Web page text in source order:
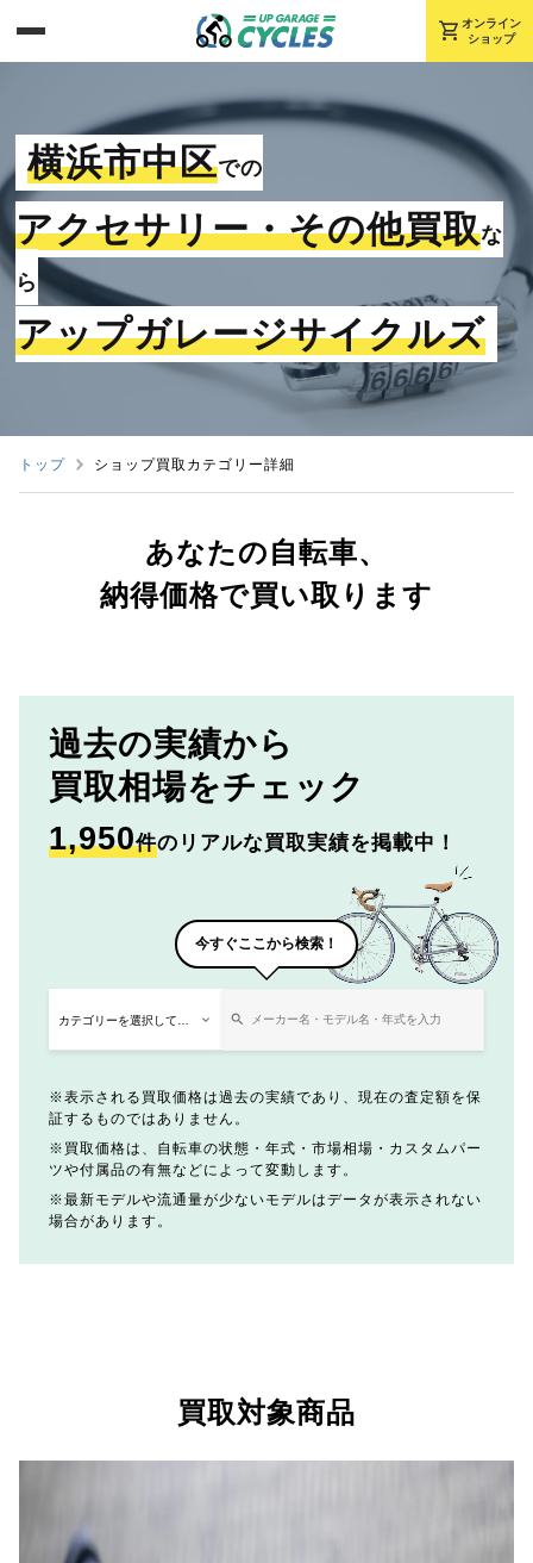
shopping_cart オンライン
ショップ
横浜市中区での
アクセサリー・その他買取な
ら
アップガレージサイクルズ
トップ ショップ買取カテゴリー詳細
あなたの自転車、
納得価格で買い取ります
過去の実績から
買取相場をチェック
1,950件のリアルな買取実績を掲載中！
今すぐここから検索！
表示される買取価格は過去の実績であり、現在の査定額を保
証するものではありません。
買取価格は、自転車の状態・年式・市場相場・カスタムパー
ツや付属品の有無などによって変動します。
最新モデルや流通量が少ないモデルはデータが表示されない
場合があります。
買取対象商品